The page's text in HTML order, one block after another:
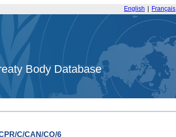
English Français
Body Database
C/CAN/CO/6